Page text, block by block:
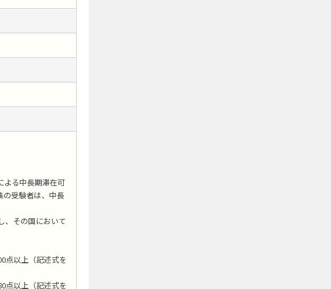
よる中長期滞在可
の受験者は、中長
、その国において
点以上（記述式を
点以上（記述式を